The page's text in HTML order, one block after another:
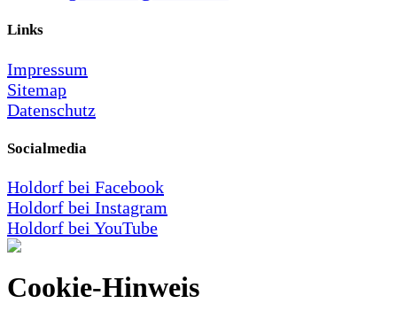
Links
Impressum
Sitemap
Datenschutz
Socialmedia
Holdorf bei Facebook
Holdorf bei Instagram
Holdorf bei YouTube
Cookie-Hinweis